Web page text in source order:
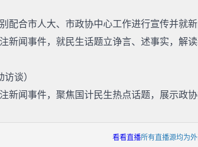
配合市人大、市政协中心工作进行宣传并就
新闻事件，就民生话题立诤言、述事实，解读
谈）
新闻事件，聚焦国计民生热点话题，展示政
看看直播所有直播源均为